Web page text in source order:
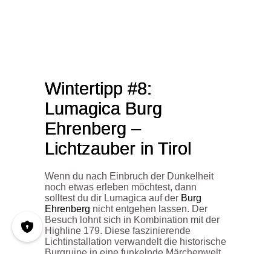
Wintertipp #8:
LumagicaBurg
Ehrenberg –
Lichtzauber in Tirol
Wenn du nach Einbruch der Dunkelheit
noch etwas erleben möchtest, dann
solltest du dir Lumagica auf der Burg
Ehrenberg nicht entgehen lassen. Der
Besuch lohnt sich in Kombination mit der
Highline 179. Diese faszinierende
Lichtinstallation verwandelt die historische